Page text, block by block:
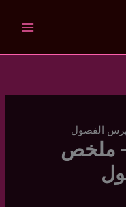
الفصول
– ملخص